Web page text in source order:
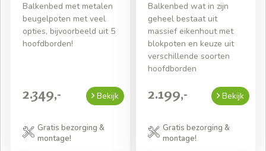
Balkenbed met metalen
beugelpoten met veel
opties, bijvoorbeeld uit 5
hoofdborden!
2.349,- Bekijk
Gratis bezorging &
montage!
Balkenbed wat in zijn
geheel bestaat uit
massief eikenhout met
blokpoten en keuze uit
verschillende soorten
hoofdborden
2.199,- Bekijk
Gratis bezorging &
montage!